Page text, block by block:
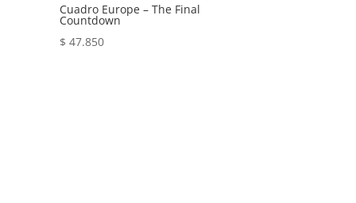
Cuadro Europe – The Final
Countdown
$ 47.850